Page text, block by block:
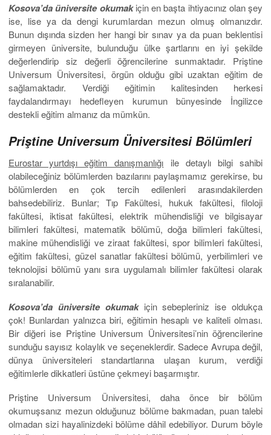
Kosova’da üniversite okumakiçin en başta ihtiyacınız olan şey
ise, lise ya da dengi kurumlardan mezun olmuş olmanızdır.
Bunun dışında sizden her hangi bir sınav ya da puan beklentisi
girmeyen üniversite, bulunduğu ülke şartlarını en iyi şekilde
değerlendirip siz değerli öğrencilerine sunmaktadır. Priştine
Universum Üniversitesi, örgün olduğu gibi uzaktan eğitim de
sağlamaktadır. Verdiği eğitimin kalitesinden herkesi
faydalandırmayı hedefleyen kurumun bünyesinde İngilizce
destekli eğitim almanız da mümkün.
Priştine Universum Üniversitesi Bölümleri
Eurostar yurtdışı eğitim danışmanlığı ile detaylı bilgi sahibi
olabileceğiniz bölümlerden bazılarını paylaşmamız gerekirse, bu
bölümlerden en çok tercih edilenleri arasındakilerden
bahsedebiliriz. Bunlar; Tıp Fakültesi, hukuk fakültesi, filoloji
fakültesi, iktisat fakültesi, elektrik mühendisliği ve bilgisayar
bilimleri fakültesi, matematik bölümü, doğa bilimleri fakültesi,
makine mühendisliği ve ziraat fakültesi, spor bilimleri fakültesi,
eğitim fakültesi, güzel sanatlar fakültesi bölümü, yerbilimleri ve
teknolojisi bölümü yanı sıra uygulamalı bilimler fakültesi olarak
sıralanabilir.
Kosova’da üniversite okumakiçin sebepleriniz ise oldukça
çok! Bunlardan yalnızca biri, eğitimin hesaplı ve kaliteli olması.
Bir diğeri ise Priştine Universum Üniversitesi’nin öğrencilerine
sunduğu sayısız kolaylık ve seçeneklerdir. Sadece Avrupa değil,
dünya üniversiteleri standartlarına ulaşan kurum, verdiği
eğitimlerle dikkatleri üstüne çekmeyi başarmıştır.
Priştine Universum Üniversitesi, daha önce bir bölüm
okumuşsanız mezun olduğunuz bölüme bakmadan, puan talebi
olmadan sizi hayalinizdeki bölüme dâhil edebiliyor. Durum böyle